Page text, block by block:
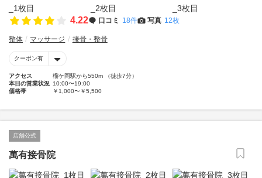
4.22 口コミ 18件 写真 12枚
整体 マッサージ 接骨・整骨
クーポン有
アクセス
榴ケ岡駅から550m （徒歩7分）
本日の営業状況 10:00〜19:00
価格帯
￥1,000〜￥5,500
店舗公式
萬有接骨院